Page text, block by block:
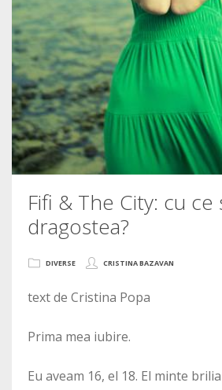
Fifi & The City: cu ce
dragostea?
DIVERSE CRISTINA BAZAVAN
text de Cristina Popa
Prima mea iubire.
Eu aveam 16, el 18. El minte